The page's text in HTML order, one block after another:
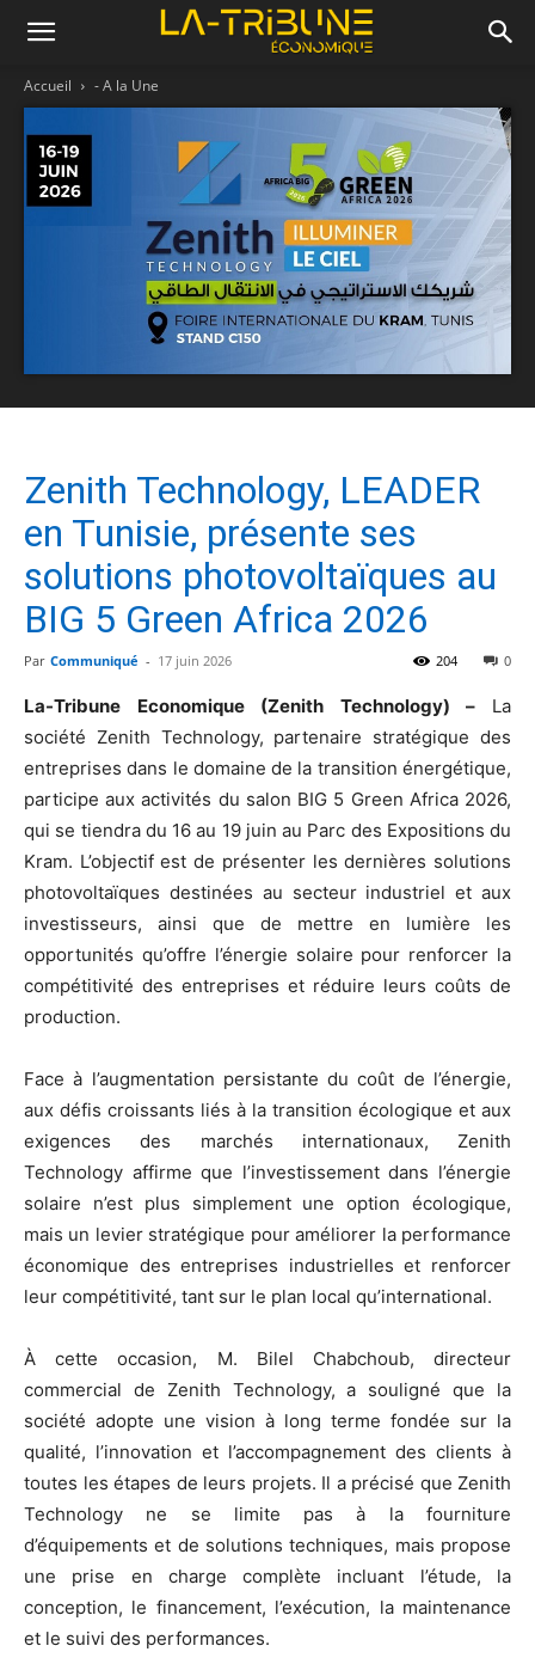
Accueil - A la Une
Zenith Technology, LEADER
en Tunisie, présente ses
solutions photovoltaïques au
BIG 5 Green Africa 2026
Par Communiqué - 17 juin 2026 0
204
La-Tribune Economique (Zenith Technology) – La
société Zenith Technology, partenaire stratégique des
entreprises dans le domaine de la transition énergétique,
participe aux activités du salon BIG 5 Green Africa 2026,
qui se tiendra du 16 au 19 juin au Parc des Expositions du
Kram. L’objectif est de présenter les dernières solutions
photovoltaïques destinées au secteur industriel et aux
investisseurs, ainsi que de mettre en lumière les
opportunités qu’offre l’énergie solaire pour renforcer la
compétitivité des entreprises et réduire leurs coûts de
production.
Face à l’augmentation persistante du coût de l’énergie,
aux défis croissants liés à la transition écologique et aux
exigences des marchés internationaux, Zenith
Technology affirme que l’investissement dans l’énergie
solaire n’est plus simplement une option écologique,
mais un levier stratégique pour améliorer la performance
économique des entreprises industrielles et renforcer
leur compétitivité, tant sur le plan local qu’international.
À cette occasion, M. Bilel Chabchoub, directeur
commercial de Zenith Technology, a souligné que la
société adopte une vision à long terme fondée sur la
qualité, l’innovation et l’accompagnement des clients à
toutes les étapes de leurs projets. Il a précisé que Zenith
Technology ne se limite pas à la fourniture
d’équipements et de solutions techniques, mais propose
une prise en charge complète incluant l’étude, la
conception, le financement, l’exécution, la maintenance
et le suivi des performances.